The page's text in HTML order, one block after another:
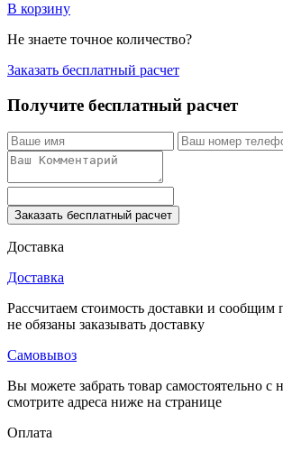
В корзину
Не знаете точное количество?
Заказать бесплатный расчет
Получите бесплатный расчет
Заказать бесплатный расчет
Доставка
Доставка
Рассчитаем стоимость доставки и сообщим
не обязаны заказывать доставку
Самовывоз
Вы можете забрать товар самостоятельно с
смотрите адреса ниже на странице
Оплата